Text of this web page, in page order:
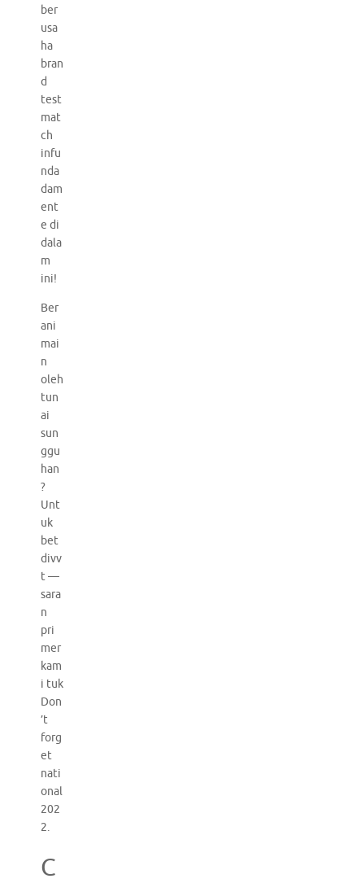
ber
usa
ha
bran
d
test
mat
ch
infu
nda
dam
ent
e di
dala
m
ini!
Ber
ani
mai
n
oleh
tun
ai
sun
ggu
han
?
Unt
uk
bet
divv
t —
sara
n
pri
mer
kam
i tuk
Don
’t
forg
et
nati
onal
202
2.
C